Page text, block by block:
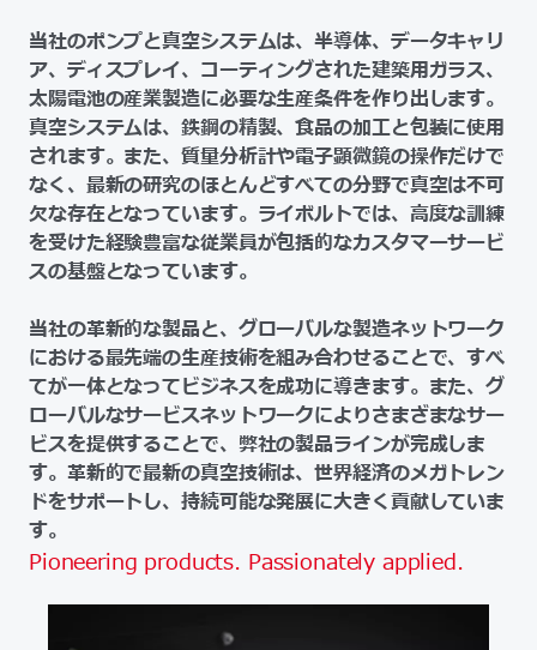
当社のポンプと真空システムは、半導体、データキャリ
ア、ディスプレイ、コーティングされた建築用ガラス、
太陽電池の産業製造に必要な生産条件を作り出します。
真空システムは、鉄鋼の精製、食品の加工と包装に使用
されます。また、質量分析計や電子顕微鏡の操作だけで
なく、最新の研究のほとんどすべての分野で真空は不可
欠な存在となっています。ライボルトでは、高度な訓練
を受けた経験豊富な従業員が包括的なカスタマーサービ
スの基盤となっています。
当社の革新的な製品と、グローバルな製造ネットワーク
における最先端の生産技術を組み合わせることで、すべ
てが一体となってビジネスを成功に導きます。また、グ
ローバルなサービスネットワークによりさまざまなサー
ビスを提供することで、弊社の製品ラインが完成しま
す。革新的で最新の真空技術は、世界経済のメガトレン
ドをサポートし、持続可能な発展に大きく貢献していま
す。
Pioneering products. Passionately applied.